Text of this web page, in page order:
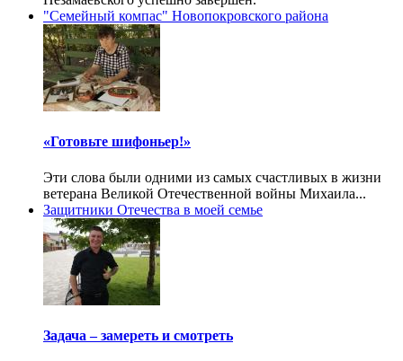
"Семейный компас" Новопокровского района
«Готовьте шифоньер!»
Эти слова были одними из самых счастливых в жизни
ветерана Великой Отечественной войны Михаила...
Защитники Отечества в моей семье
Задача – замереть и смотреть